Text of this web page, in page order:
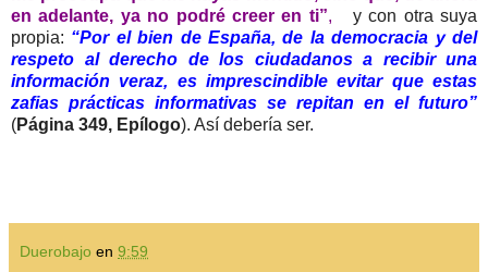
en adelante, ya no podré creer en ti”, y con otra suya
propia: “Por el bien de España, de la democracia y del
respeto al derecho de los ciudadanos a recibir una
información veraz, es imprescindible evitar que estas
zafias prácticas informativas se repitan en el futuro”
(Página 349, Epílogo). Así debería ser.
Duerobajo en 9:59